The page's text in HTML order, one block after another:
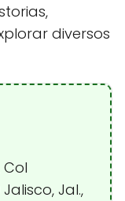
diversos
Col
Jal.,